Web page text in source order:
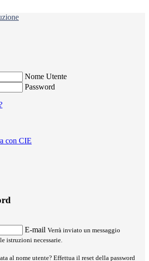
Nome Utente
Password
con CIE
E-mail Verrà inviato un messaggio
istruzioni necessarie.
al nome utente? Effettua il reset della password